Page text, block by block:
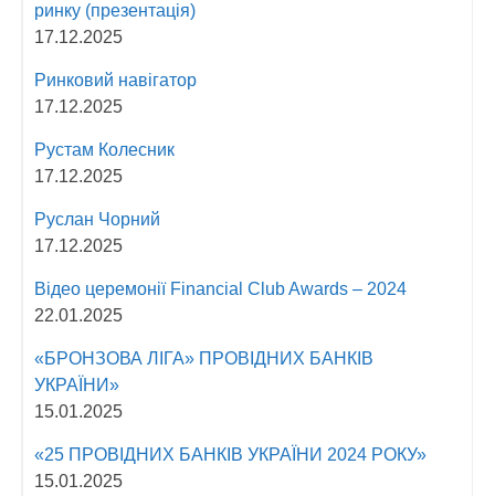
ринку (презентація)
17.12.2025
Ринковий навігатор
17.12.2025
Рустам Колесник
17.12.2025
Руслан Чорний
17.12.2025
Відео церемонії Fіnancial Сlub Awards – 2024
22.01.2025
«БРОНЗОВА ЛІГА» ПРОВІДНИХ БАНКІВ
УКРАЇНИ»
15.01.2025
«25 ПРОВІДНИХ БАНКІВ УКРАЇНИ 2024 РОКУ»
15.01.2025